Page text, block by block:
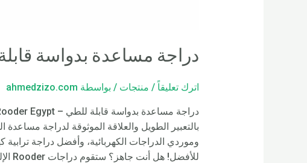
دراجة مساعدة بدواسة
اترك تعليقاً / منتجات / بواسطة ahmedzizo.com
وموردي الدراجات الكهربائية، وأفضل دراجة ترابية